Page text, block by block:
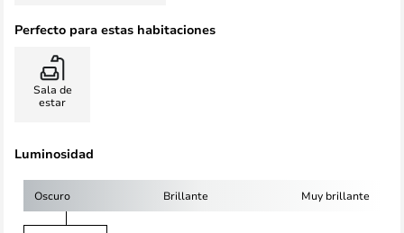
Perfecto para estas habitaciones
Sala de
estar
Luminosidad
Oscuro Brillante Muy brillante